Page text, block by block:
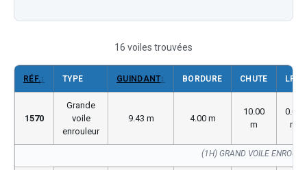
16 voiles trouvées
RÉF.↕ TYPE GUINDANT↕ BORDURE CHUTE LP
1570
Grande
voile
enrouleur
9.43 m 4.00 m
10.00
m
0.00
m
(1H) GRAND VOILE